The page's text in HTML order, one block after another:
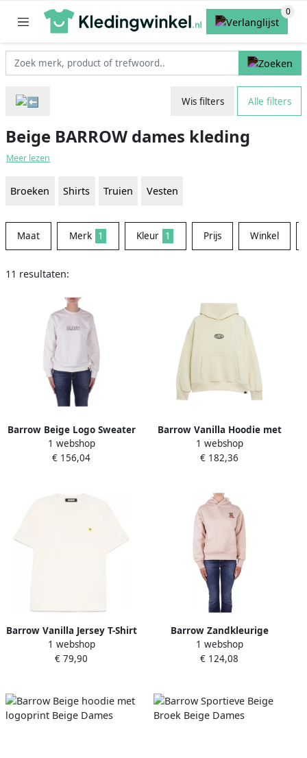
Wis filters Alle filters
Beige BARROW dames kleding
Meer lezen
Broeken Shirts Truien Vesten
Maat Merk 1 Kleur 1 Prijs Winkel
11 resultaten:
Barrow Beige Logo Sweater
Unisex Katoen Beige Dames
1 webshop
€ 156,04
Barrow Vanilla Hoodie met
All-Over Prints Beige Dames
1 webshop
€ 182,36
Barrow Vanilla Jersey T-Shirt
Beige
1 webshop
€ 79,90
Barrow Zandkleurige
Hoodie met Logo aan de
Voorkant Beige Dames
1 webshop
€ 124,08